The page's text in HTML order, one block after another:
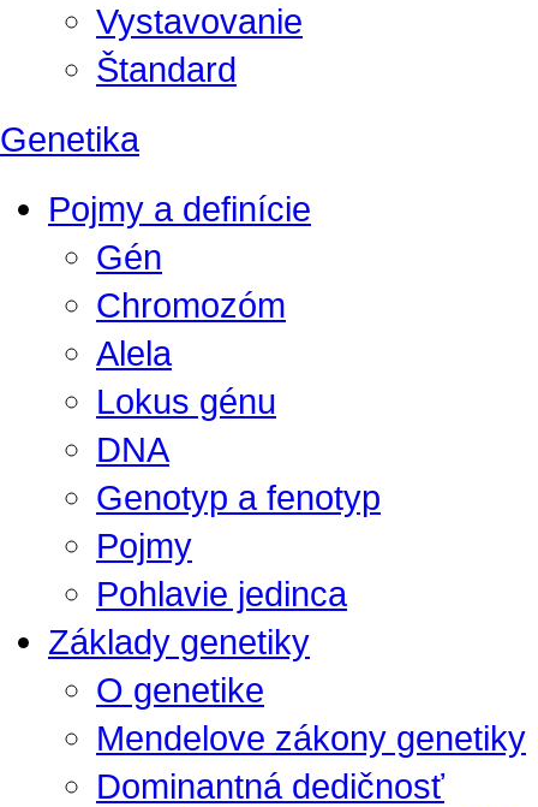
Vystavovanie
Štandard
Genetika
Pojmy a definície
Gén
Chromozóm
Alela
Lokus génu
DNA
Genotyp a fenotyp
Pojmy
Pohlavie jedinca
Základy genetiky
O genetike
Mendelove zákony genetiky
Dominantná dedičnosť